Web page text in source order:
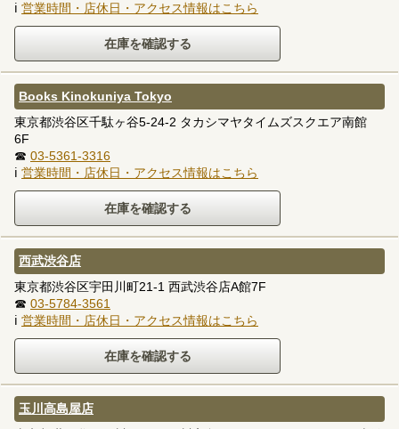
ℹ 営業時間・店休日・アクセス情報はこちら
Books Kinokuniya Tokyo
東京都渋谷区千駄ヶ谷5-24-2 タカシマヤタイムズスクエア南館
6F
☎ 03-5361-3316
ℹ 営業時間・店休日・アクセス情報はこちら
西武渋谷店
東京都渋谷区宇田川町21-1 西武渋谷店A館7F
☎ 03-5784-3561
ℹ 営業時間・店休日・アクセス情報はこちら
玉川高島屋店